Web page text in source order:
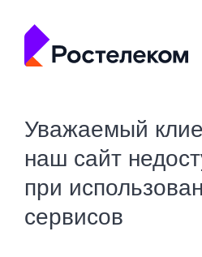
Уважаемый
наш сайт
при
сервисов